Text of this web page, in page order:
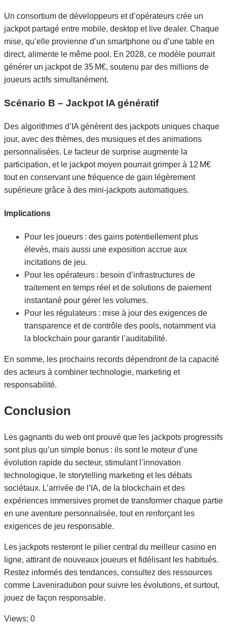
Un consortium de développeurs et d’opérateurs crée un
jackpot partagé entre mobile, desktop et live dealer. Chaque
mise, qu’elle provienne d’un smartphone ou d’une table en
direct, alimente le même pool. En 2028, ce modèle pourrait
générer un jackpot de 35 M€, soutenu par des millions de
joueurs actifs simultanément.
Scénario B – Jackpot IA génératif
Des algorithmes d’IA génèrent des jackpots uniques chaque
jour, avec des thèmes, des musiques et des animations
personnalisées. Le facteur de surprise augmente la
participation, et le jackpot moyen pourrait grimper à 12 M€
tout en conservant une fréquence de gain légèrement
supérieure grâce à des mini‑jackpots automatiques.
Implications
Pour les joueurs : des gains potentiellement plus
élevés, mais aussi une exposition accrue aux
incitations de jeu.
Pour les opérateurs : besoin d’infrastructures de
traitement en temps réel et de solutions de paiement
instantané pour gérer les volumes.
Pour les régulateurs : mise à jour des exigences de
transparence et de contrôle des pools, notamment via
la blockchain pour garantir l’auditabilité.
En somme, les prochains records dépendront de la capacité
des acteurs à combiner technologie, marketing et
responsabilité.
Conclusion
Les gagnants du web ont prouvé que les jackpots progressifs
sont plus qu’un simple bonus : ils sont le moteur d’une
évolution rapide du secteur, stimulant l’innovation
technologique, le storytelling marketing et les débats
sociétaux. L’arrivée de l’IA, de la blockchain et des
expériences immersives promet de transformer chaque partie
en une aventure personnalisée, tout en renforçant les
exigences de jeu responsable.
Les jackpots resteront le pilier central du meilleur casino en
ligne, attirant de nouveaux joueurs et fidélisant les habitués.
Restez informés des tendances, consultez des ressources
comme Laveniradubon pour suivre les évolutions, et surtout,
jouez de façon responsable.
Views: 0